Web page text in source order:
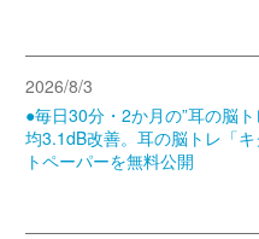
2026/8/3
●毎日30分・2か月の”耳の脳
均3.1dB改善。耳の脳トレ「
トペーパーを無料公開